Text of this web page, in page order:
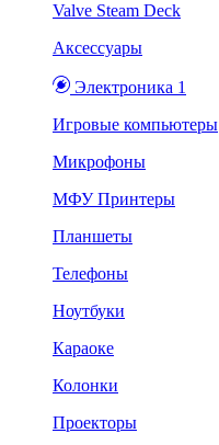
Valve Steam Deck
Аксессуары
Электроника 1
Игровые компьютеры
Микрофоны
МФУ Принтеры
Планшеты
Телефоны
Ноутбуки
Караоке
Колонки
Проекторы